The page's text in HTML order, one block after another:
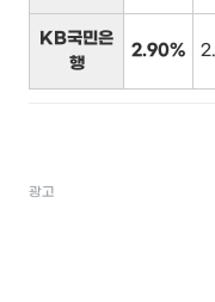
KB국민은
행
2.90%
광고